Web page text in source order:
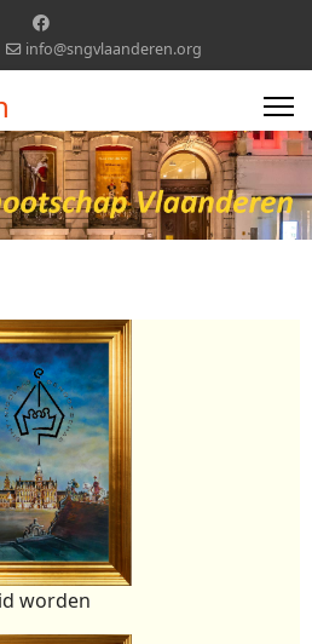
info@sngvlaanderen.org
worden